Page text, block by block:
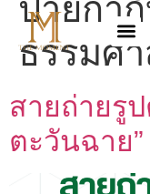
ป้ายกำ
ธรรมศ
สายถ่ายรู
ตะวันฉาย